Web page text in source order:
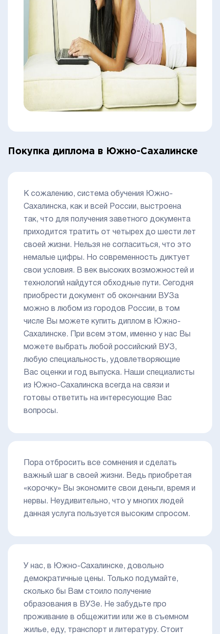
Покупка диплома в Южно-Сахалинске
К сожалению, система обучения Южно-
Сахалинска, как и всей России, выстроена
так, что для получения заветного документа
приходится тратить от четырех до шести лет
своей жизни. Нельзя не согласиться, что это
немалые цифры. Но современность диктует
свои условия. В век высоких возможностей и
технологий найдутся обходные пути. Сегодня
приобрести документ об окончании ВУЗа
можно в любом из городов России, в том
числе Вы можете купить диплом в Южно-
Сахалинске. При всем этом, именно у нас Вы
можете выбрать любой российский ВУЗ,
любую специальность, удовлетворяющие
Вас оценки и год выпуска. Наши специалисты
из Южно-Сахалинска всегда на связи и
готовы ответить на интересующие Вас
вопросы.
Пора отбросить все сомнения и сделать
важный шаг в своей жизни. Ведь приобретая
«корочку» Вы экономите свои деньги, время и
нервы. Неудивительно, что у многих людей
данная услуга пользуется высоким спросом.
У нас, в Южно-Сахалинске, довольно
демократичные цены. Только подумайте,
сколько бы Вам стоило получение
образования в ВУЗе. Не забудьте про
проживание в общежитии или же в съемном
жилье, еду, транспорт и литературу. Стоит